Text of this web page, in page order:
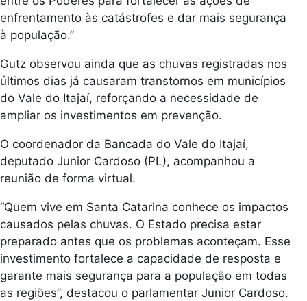
enfrentamento às catástrofes e dar mais segurança
à população.”
Gutz observou ainda que as chuvas registradas nos
últimos dias já causaram transtornos em municípios
do Vale do Itajaí, reforçando a necessidade de
ampliar os investimentos em prevenção.
O coordenador da Bancada do Vale do Itajaí,
deputado Junior Cardoso (PL), acompanhou a
reunião de forma virtual.
“Quem vive em Santa Catarina conhece os impactos
causados pelas chuvas. O Estado precisa estar
preparado antes que os problemas aconteçam. Esse
investimento fortalece a capacidade de resposta e
garante mais segurança para a população em todas
as regiões”, destacou o parlamentar Junior Cardoso.